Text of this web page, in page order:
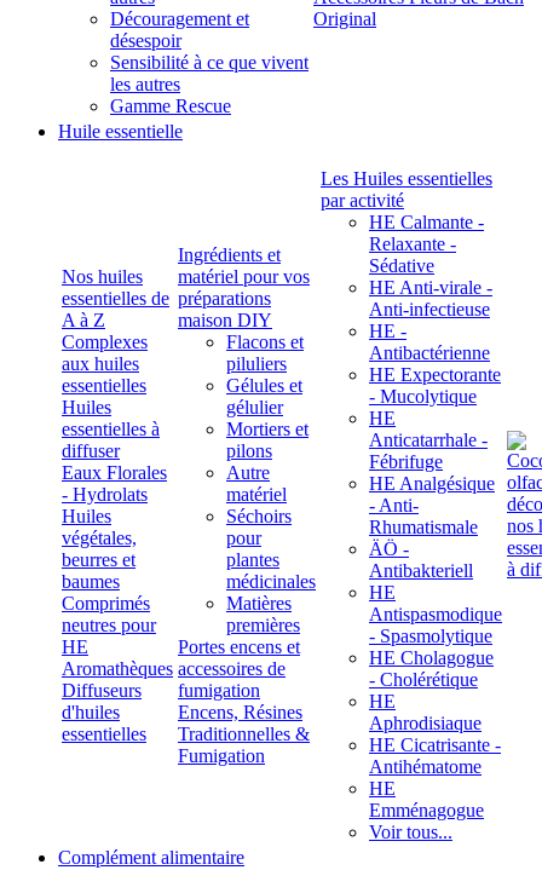
Découragement et
désespoir
Sensibilité à ce que vivent
les autres
Gamme Rescue
Original
Huile essentielle
Nos huiles
essentielles de
A à Z
Complexes
aux huiles
essentielles
Huiles
essentielles à
diffuser
Eaux Florales
- Hydrolats
Huiles
végétales,
beurres et
baumes
Comprimés
neutres pour
HE
Aromathèques
Diffuseurs
d'huiles
essentielles
Ingrédients et
matériel pour vos
préparations
maison DIY
Flacons et
piluliers
Gélules et
gélulier
Mortiers et
pilons
Autre
matériel
Séchoirs
pour
plantes
médicinales
Matières
premières
Portes encens et
accessoires de
fumigation
Encens, Résines
Traditionnelles &
Fumigation
Les Huiles essentielles
par activité
HE Calmante -
Relaxante -
Sédative
HE Anti-virale -
Anti-infectieuse
HE -
Antibactérienne
HE Expectorante
- Mucolytique
HE
Anticatarrhale -
Fébrifuge
HE Analgésique
- Anti-
Rhumatismale
ÄÖ -
Antibakteriell
HE
Antispasmodique
- Spasmolytique
HE Cholagogue
- Cholérétique
HE
Aphrodisiaque
HE Cicatrisante -
Antihématome
HE
Emménagogue
Voir tous...
Complément alimentaire